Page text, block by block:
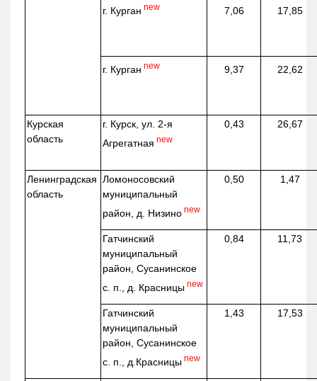
г. Курган new 7,06 17,85
г. Курган new 9,37 22,62
Курская
область
г. Курск, ул. 2-я
Агрегатная new
0,43 26,67
Ленинградская
область
Ломоносовский
муниципальный
район, д. Низино new
0,50 1,47
Гатчинский
муниципальный
район, Сусанинское
с. п., д. Красницы new
0,84 11,73
Гатчинский
муниципальный
район, Сусанинское
с. п., д.Красницы new
1,43 17,53